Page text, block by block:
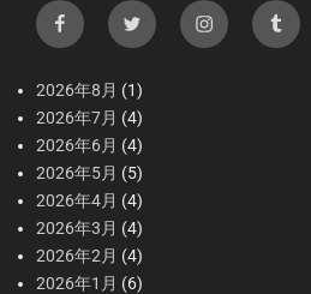
FacebookX（Twitter）Instagramtumblr
2026年8月 (1)
2026年7月 (4)
2026年6月 (4)
2026年5月 (5)
2026年4月 (4)
2026年3月 (4)
2026年2月 (4)
2026年1月 (6)